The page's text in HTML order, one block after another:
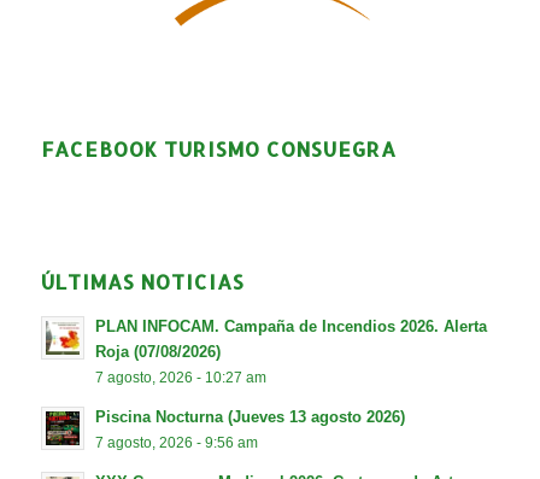
FACEBOOK TURISMO CONSUEGRA
ÚLTIMAS NOTICIAS
PLAN INFOCAM. Campaña de Incendios 2026. Alerta
Roja (07/08/2026)
7 agosto, 2026 - 10:27 am
Piscina Nocturna (Jueves 13 agosto 2026)
7 agosto, 2026 - 9:56 am